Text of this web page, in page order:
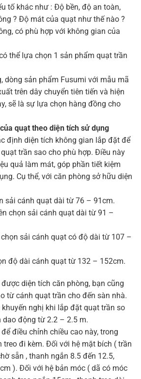
tố khác như : Độ bền, độ an toàn,
? Độ mát của quạt như thế nào ?
có phù hợp với không gian của
thể lựa chọn 1 sản phẩm quạt trần
dòng sản phẩm Fusumi với mẫu mã
trên dây chuyển tiên tiến và hiện
sẽ là sự lựa chọn hàng đồng cho
quạt theo diện tích sử dụng
định diện tích không gian lắp đặt để
trần sao cho phù hợp. Điều này
quả làm mát, góp phần tiết kiệm
Cụ thể, với căn phòng sở hữu diện
sải cánh quạt dài từ 76 – 91cm.
chọn sải cánh quạt dài từ 91 –
sải cánh quạt có độ dài từ 107 –
độ dài cánh quạt từ 132 – 152cm.
diện tích căn phòng, bạn cũng
từ cánh quạt trần cho đến sàn nhà.
nghị khi lắp đặt quạt trần so
dao động từ 2.2 – 2.5 m.
điều chỉnh chiều cao này, trong
treo đi kèm. Đối với hệ mặt bích ( trần
sẵn , thanh ngắn 8.5 đến 12.5,
). Đối với hệ bản móc ( dã có móc